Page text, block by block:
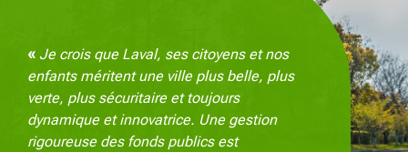
« Je crois que Laval, ses citoyens et nos
enfants méritent une ville plus belle, plus
verte, plus sécuritaire et toujours
dynamique et innovatrice. Une gestion
rigoureuse des fonds publics est